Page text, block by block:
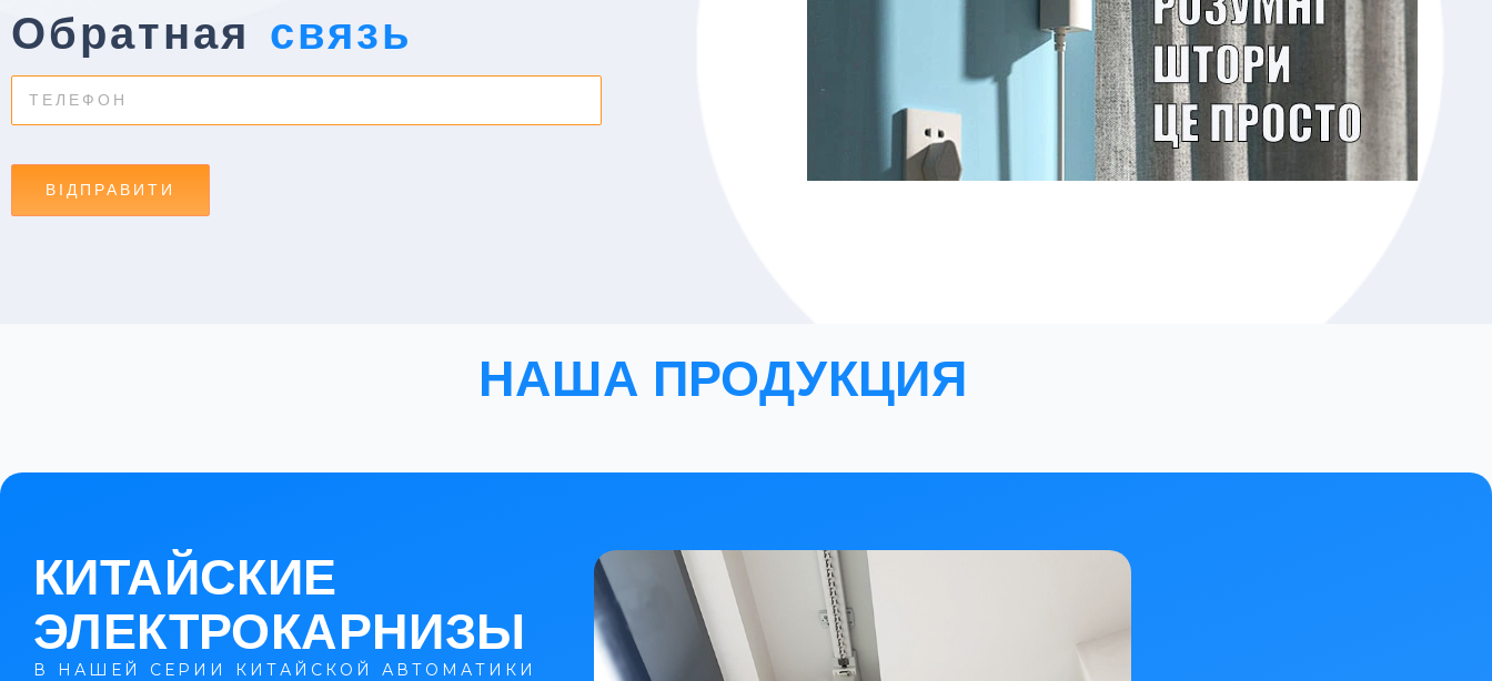
Обратная связь
НАША ПРОДУКЦИЯ
КИТАЙСКИЕ
ЭЛЕКТРОКАРНИЗЫ
В НАШЕЙ СЕРИИ КИТАЙСКОЙ АВТОМАТИКИ